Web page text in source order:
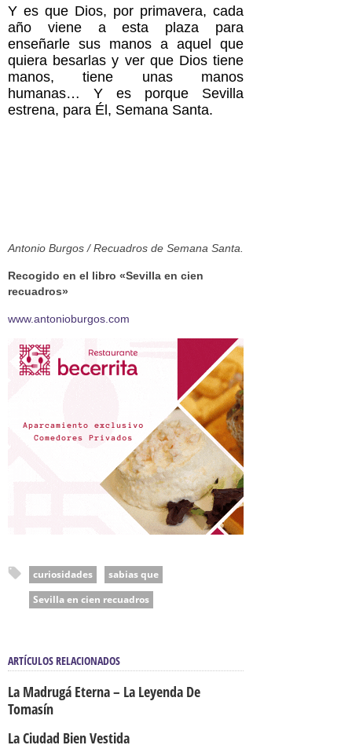
Y es que Dios, por primavera, cada
año viene a esta plaza para
enseñarle sus manos a aquel que
quiera besarlas y ver que Dios tiene
manos, tiene unas manos
humanas… Y es porque Sevilla
estrena, para Él, Semana Santa.
Antonio Burgos / Recuadros de Semana Santa.
Recogido en el libro «Sevilla en cien
recuadros»
www.antonioburgos.com
curiosidades
sabias que
Sevilla en cien recuadros
ARTÍCULOS RELACIONADOS
La Madrugá Eterna – La Leyenda De
Tomasín
La Ciudad Bien Vestida